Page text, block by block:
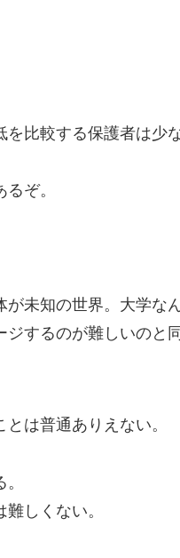
比較する保護者は少な
ぞ。
未知の世界。大学な
するのが難しいのと同
は普通ありえない。
しくない。